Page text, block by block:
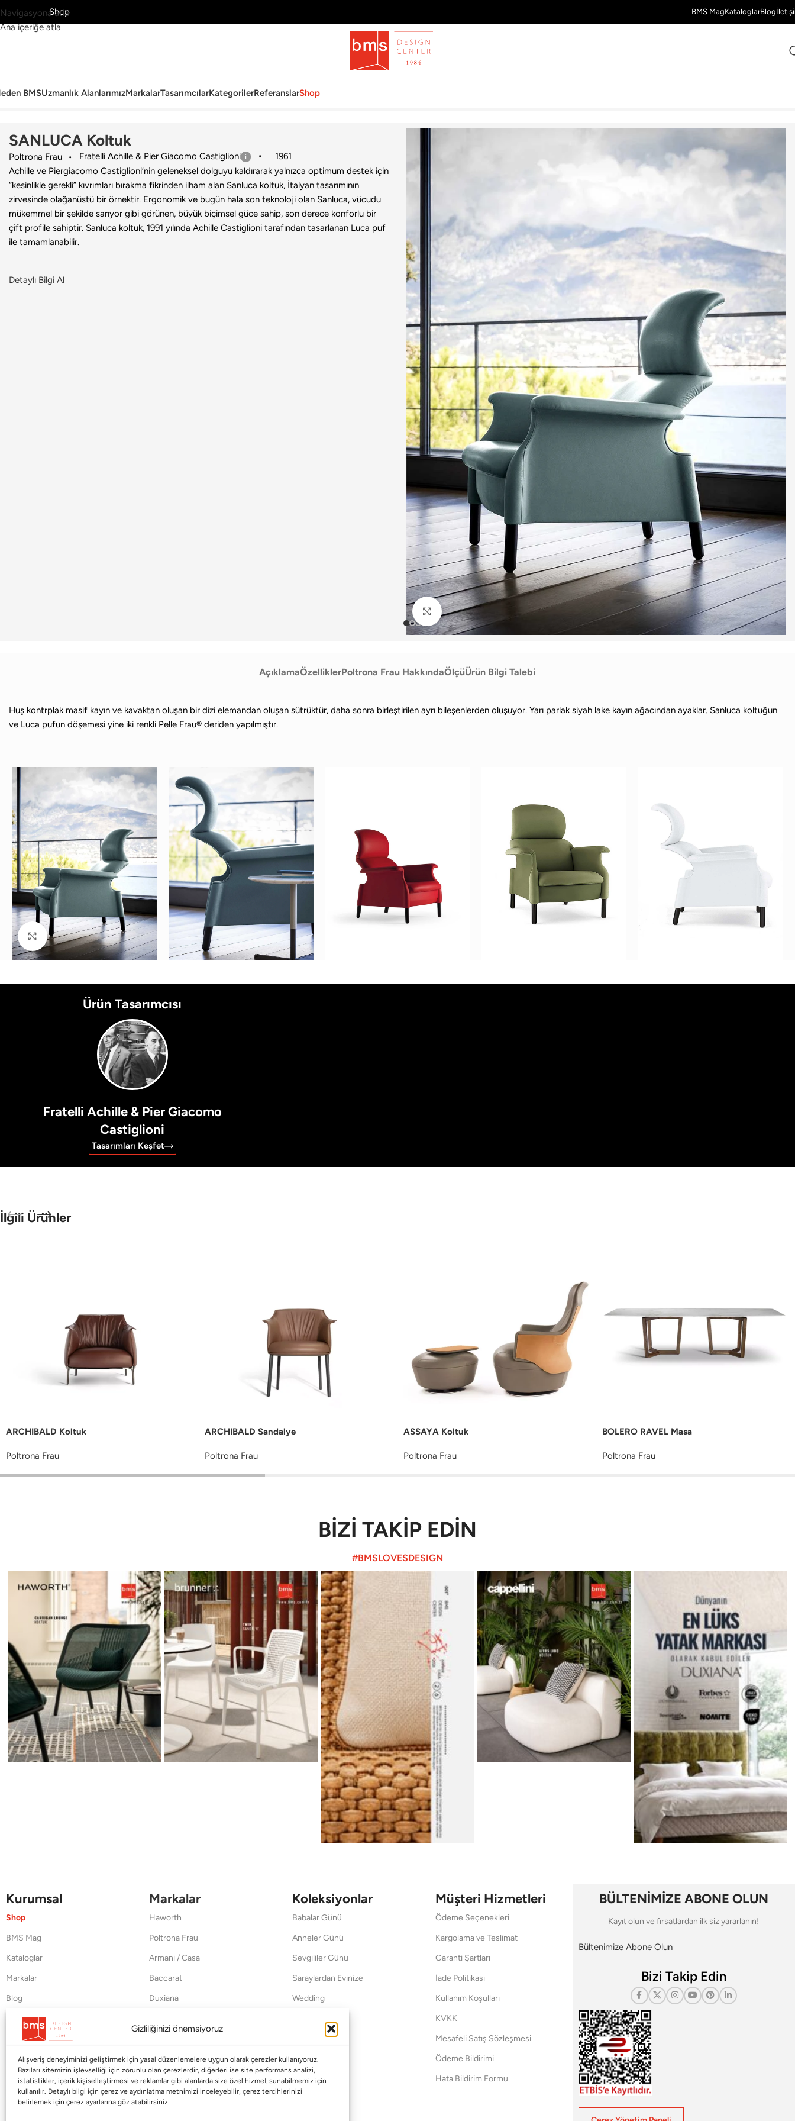
Gizliliğinizi önemsiyoruz
Alışveriş deneyiminizi geliştirmek için yasal düzenlemelere uygun olarak çerezler kullanıyoruz.
Bazıları sitemizin işlevselliği için zorunlu olan çerezlerdir, diğerleri ise site performans analizi,
istatistikler, içerik kişiselleştirmesi ve reklamlar gibi alanlarda size özel hizmet sunabilmemiz için
kullanılır. Detaylı bilgi için çerez ve aydınlatma metnimizi inceleyebilir, çerez tercihlerinizi
belirlemek için çerez ayarlarına göz atabilirsiniz.
Navigasyona atla
Ana içeriğe atla
KeşfetShop BMS MagKataloglarBlog
BMSUzmanlık AlanlarımızMarkalarTasarımcılarKategorilerReferanslarShop
Ana Sayfa›Ev›Koltuk & Berjer› Poltrona Frau›SANLUCA Koltuk
SANLUCA Koltuk
Poltrona Frau Fratelli Achille & Pier Giacomo Castiglioni
1961
Achille ve Piergiacomo Castiglioni’nin geleneksel dolguyu kaldırarak yalnızca optimum destek için
“kesinlikle gerekli” kıvrımları bırakma fikrinden ilham alan Sanluca koltuk, İtalyan tasarımının
zirvesinde olağanüstü bir örnektir. Ergonomik ve bugün hala son teknoloji olan Sanluca, vücudu
mükemmel bir şekilde sarıyor gibi görünen, büyük biçimsel güce sahip, son derece konforlu bir
çift profile sahiptir. Sanluca koltuk, 1991 yılında Achille Castiglioni tarafından tasarlanan Luca puf
ile tamamlanabilir.
Detaylı Bilgi Al
Büyütmek için tıklayın
AçıklamaÖzelliklerPoltrona Frau HakkındaÖlçüÜrün Bilgi Talebi
Huş kontrplak masif kayın ve kavaktan oluşan bir dizi elemandan oluşan sütrüktür, daha sonra birleştirilen ayrı bileşenlerden oluşuyor. Yarı parlak siyah lake kayın ağacından ayaklar. Sanluca koltuğun
ve Luca pufun döşemesi yine iki renkli Pelle Frau® deriden yapılmıştır.
Büyütmek için tıklayın
Ürün Tasarımcısı
Fratelli Achille & Pier Giacomo
Castiglioni
Tasarımları Keşfet
İlgili Ürünler
ARCHIBALD Koltuk
Poltrona Frau
ARCHIBALD Sandalye
Poltrona Frau
ASSAYA Koltuk
Poltrona Frau
BOLERO RAVEL Masa
Poltrona Frau
BİZİ TAKİP EDİN
#BMSLOVESDESIGN
Kurumsal
Shop
BMS Mag
Kataloglar
Markalar
Blog
Hakkımızda
İletişim
Markalar
Haworth
Poltrona Frau
Armani / Casa
Baccarat
Duxiana
Koleksiyonlar
Babalar Günü
Anneler Günü
Sevgililer Günü
Saraylardan Evinize
Wedding
Yat
Müşteri Hizmetleri
Ödeme Seçenekleri
Kargolama ve Teslimat
Garanti Şartları
İade Politikası
Kullanım Koşulları
KVKK
Mesafeli Satış Sözleşmesi
Ödeme Bildirimi
Hata Bildirim Formu
BÜLTENİMİZE ABONE OLUN
Kayıt olun ve fırsatlardan ilk siz yararlanın!
Bültenimize Abone Olun
Bizi Takip Edin